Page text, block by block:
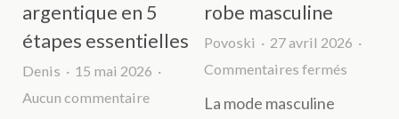
argentique en 5
étapes essentielles
Denis
15 mai 2026
Aucun commentairesur
robe masculine
Povoski
27 avril 2026
Commentaires fermés
La mode masculine